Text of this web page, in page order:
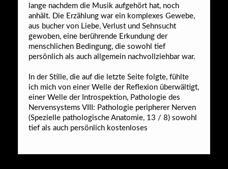
lange nachdem die Musik aufgehört hat, noch
anhält. Die Erzählung war ein komplexes Gewebe,
aus bucher von Liebe, Verlust und Sehnsucht
gewoben, eine berührende Erkundung der
menschlichen Bedingung, die sowohl tief
persönlich als auch allgemein nachvollziehbar war.
In der Stille, die auf die letzte Seite folgte, fühlte
ich mich von einer Welle der Reflexion überwältigt,
einer Welle der Introspektion, Pathologie des
Nervensystems VIII: Pathologie peripherer Nerven
(Spezielle pathologische Anatomie, 13 / 8) sowohl
tief als auch persönlich kostenloses